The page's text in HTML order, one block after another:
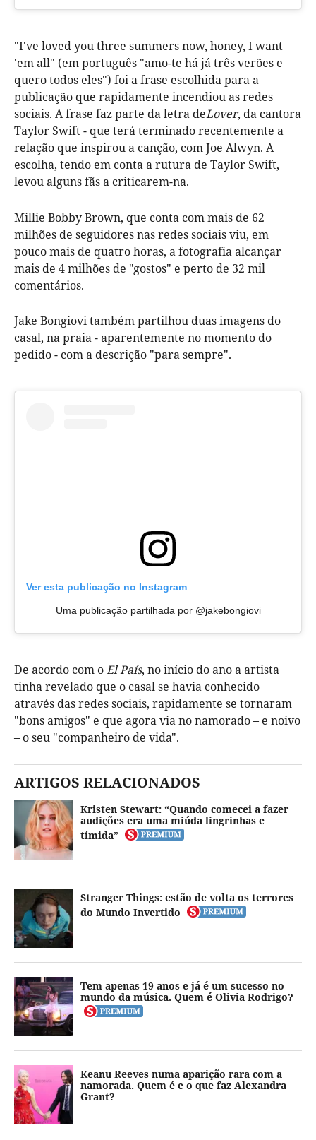
"I've loved you three summers now, honey, I want
'em all" (em português "amo-te há já três verões e
quero todos eles") foi a frase escolhida para a
publicação que rapidamente incendiou as redes
sociais. A frase faz parte da letra deLover, da cantora
Taylor Swift - que terá terminado recentemente a
relação que inspirou a canção, com Joe Alwyn. A
escolha, tendo em conta a rutura de Taylor Swift,
levou alguns fãs a criticarem-na.
Millie Bobby Brown, que conta com mais de 62
milhões de seguidores nas redes sociais viu, em
pouco mais de quatro horas, a fotografia alcançar
mais de 4 milhões de "gostos" e perto de 32 mil
comentários.
Jake Bongiovi também partilhou duas imagens do
casal, na praia - aparentemente no momento do
pedido - com a descrição "para sempre".
Ver esta publicação no Instagram
Uma publicação partilhada por @jakebongiovi
De acordo com oEl País, no início do ano a artista
tinha revelado que o casal se havia conhecido
através das redes sociais, rapidamente se tornaram
"bons amigos" e que agora via no namorado – e noivo
– o seu "companheiro de vida".
ARTIGOS RELACIONADOS
Kristen Stewart: “Quando comecei a fazer
audições era uma miúda lingrinhas e
tímida”
Stranger Things: estão de volta os terrores
do Mundo Invertido
Tem apenas 19 anos e já é um sucesso no
mundo da música. Quem é Olivia Rodrigo?
Keanu Reeves numa aparição rara com a
namorada. Quem é e o que faz Alexandra
Grant?